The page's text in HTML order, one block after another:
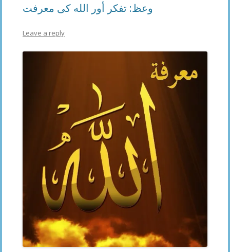
وعظ: تفكر أور الله كى معرفت
Leave a reply